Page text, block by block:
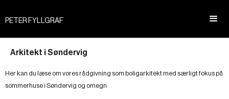
PETER FYLLGRAF
Arkitekt i Søndervig
Her kan du læse om vores rådgivning som boligarkitekt med særligt fokus på
sommerhuse i Søndervig og omegn